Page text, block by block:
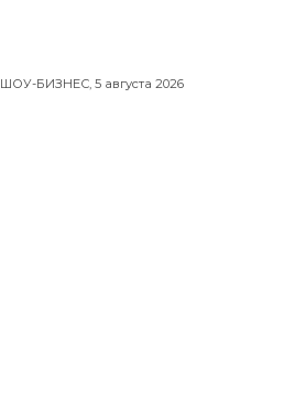
ШОУ-БИЗНЕС, 5 августа 2026